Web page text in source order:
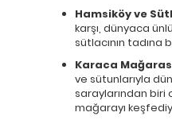
Hamsiköy ve
karşı, dünyaca
sütlacının tadına
Karaca
ve sütunlarıyla
saraylarından biri
mağarayı